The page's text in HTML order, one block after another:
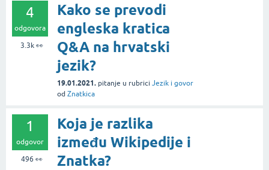
4
odgovora
3.3k👀
Kako se prevodi
engleska kratica
Q&A na hrvatski
jezik?
19.01.2021. pitanje u rubrici Jezik i govor
od Znatkica
1
odgovor
496 👀
Koja je razlika
između Wikipedije i
Znatka?